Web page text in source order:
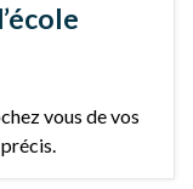
vous de vos